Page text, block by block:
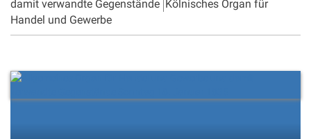
damit verwandte Gegenstände Kölnisches Organ für
Handel und Gewerbe